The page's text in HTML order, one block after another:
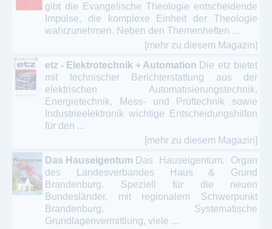
gibt die Evangelische Theologie entscheidende
Impulse, die komplexe Einheit der Theologie
wahrzunehmen. Neben den Themenheften ...
[mehr zu diesem Magazin]
etz - Elektrotechnik + Automation Die etz bietet
mit technischer Berichterstattung aus der
elektrischen Automatisierungstechnik,
Energietechnik, Mess- und Prüftechnik sowie
Industrieelektronik wichtige Entscheidungshilfen
für den ...
[mehr zu diesem Magazin]
Das Hauseigentum Das Hauseigentum. Organ
des Landesverbandes Haus & Grund
Brandenburg. Speziell für die neuen
Bundesländer, mit regionalem Schwerpunkt
Brandenburg. Systematische
Grundlagenvermittlung, viele ...